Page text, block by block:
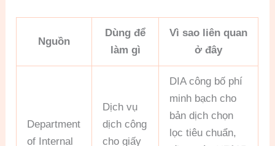
Nguồn
Dùng để
làm gì
Vì sao liên quan
ở đây
Department
of Internal
Dịch vụ
dịch công
cho giấy
DIA công bố phí
minh bạch cho
bản dịch chọn
lọc tiêu chuẩn,